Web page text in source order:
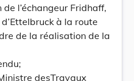
l’échangeur Fridhaff,
à la route
de la réalisation de la
desTravaux